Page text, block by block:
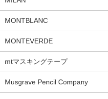
MONTBLANC
MONTEVERDE
mtマスキングテープ
Musgrave Pencil Company